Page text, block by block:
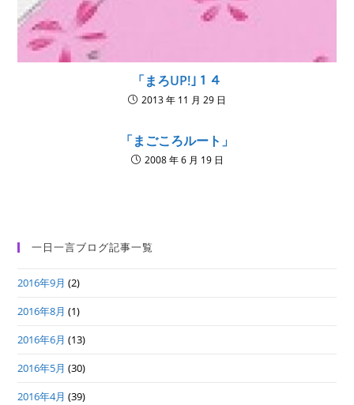
「まろUP!｣１４
2013 年 11 月 29 日
「まごころルート」
2008 年 6 月 19 日
一日一言ブログ記事一覧
2016年9月 (2)
2016年8月 (1)
2016年6月 (13)
2016年5月 (30)
2016年4月 (39)